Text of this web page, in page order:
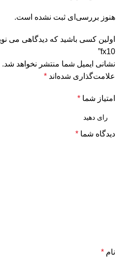
هنوز بررسی‌ای ثبت نشده است.
fx10”
نشانی ایمیل شما منتشر نخواهد شد.
علامت‌گذاری شده‌اند *
امتیاز شما *
دیدگاه شما *
نام *